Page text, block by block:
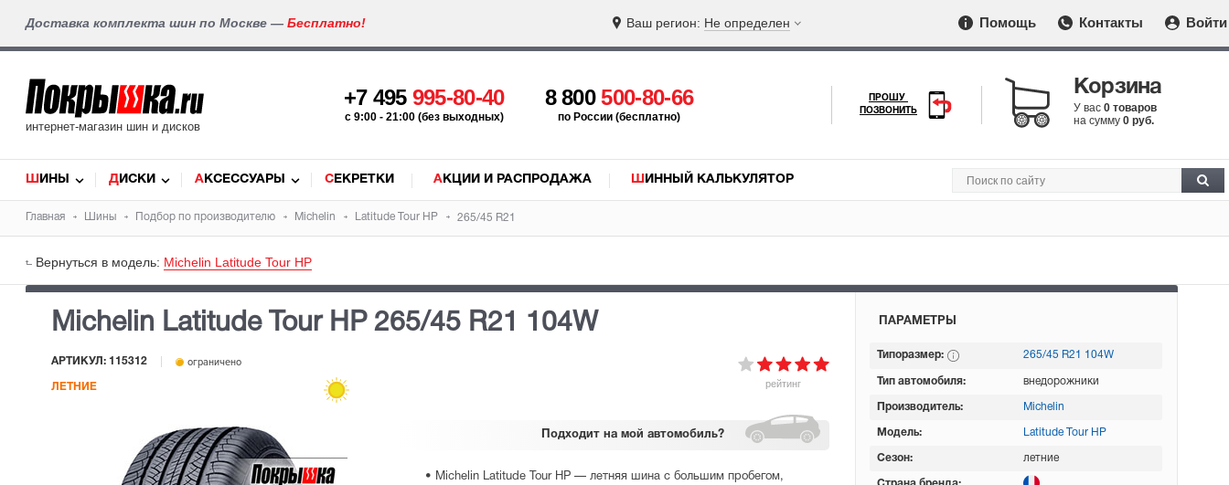
Доставка комплекта шин по Москве — Бесплатно! Ваш регион: Не определен Помощь Контакты Войти
интернет-магазин шин и дисков
+7 495 995-80-40
c 9:00 - 21:00 (без выходных)
8 800500-80-66
по России (бесплатно)
ПРОШУ
ПОЗВОНИТЬ
Корзина
У вас 0 товаров
на сумму 0 руб.
ШИНЫ ДИСКИ АКСЕССУАРЫ СЕКРЕТКИ АКЦИИ И РАСПРОДАЖА ШИННЫЙ КАЛЬКУЛЯТОР
Главная Шины Подбор по производителю Michelin Latitude Tour HP 265/45 R21
Вернуться в модель: Michelin Latitude Tour HP
Michelin Latitude Tour HP 265/45 R21 104W
рейтинг
АРТИКУЛ: 115312 ограничено
ЛЕТНИЕ
Подходит на мой автомобиль?
• Michelin Latitude Tour HP — летняя шина с большим пробегом,
ПАРАМЕТРЫ
Типоразмер: 265/45 R21 104W
Тип автомобиля: внедорожники
Производитель: Michelin
Модель: Latitude Tour HP
Сезон: летние